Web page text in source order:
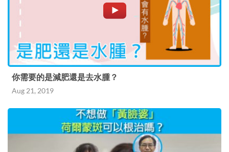
你需要的是減肥還是去水腫？
Aug 21, 2019